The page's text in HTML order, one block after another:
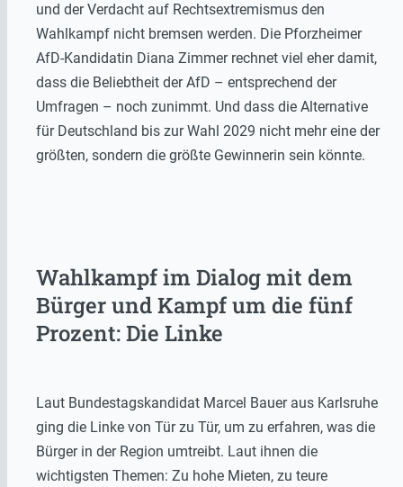
und der Verdacht auf Rechtsextremismus den
Wahlkampf nicht bremsen werden. Die Pforzheimer
AfD-Kandidatin Diana Zimmer rechnet viel eher damit,
dass die Beliebtheit der AfD – entsprechend der
Umfragen – noch zunimmt. Und dass die Alternative
für Deutschland bis zur Wahl 2029 nicht mehr eine der
größten, sondern die größte Gewinnerin sein könnte.
Wahlkampf im Dialog mit dem
Bürger und Kampf um die fünf
Prozent: Die Linke
Laut Bundestagskandidat Marcel Bauer aus Karlsruhe
ging die Linke von Tür zu Tür, um zu erfahren, was die
Bürger in der Region umtreibt. Laut ihnen die
wichtigsten Themen: Zu hohe Mieten, zu teure